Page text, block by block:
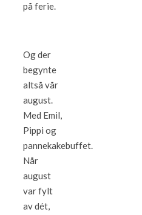
på ferie.
Og der
begynte
altså vår
august.
Med Emil,
Pippi og
pannekakebuffet.
Når
august
var fylt
av dét,